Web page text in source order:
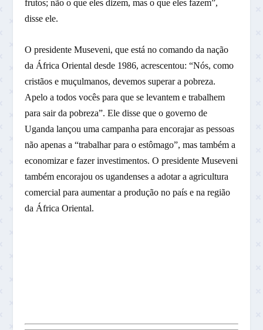
frutos; não o que eles dizem, mas o que eles fazem”,
disse ele.
O presidente Museveni, que está no comando da nação
da África Oriental desde 1986, acrescentou: “Nós, como
cristãos e muçulmanos, devemos superar a pobreza.
Apelo a todos vocês para que se levantem e trabalhem
para sair da pobreza”. Ele disse que o governo de
Uganda lançou uma campanha para encorajar as pessoas
não apenas a “trabalhar para o estômago”, mas também a
economizar e fazer investimentos. O presidente Museveni
também encorajou os ugandenses a adotar a agricultura
comercial para aumentar a produção no país e na região
da África Oriental.